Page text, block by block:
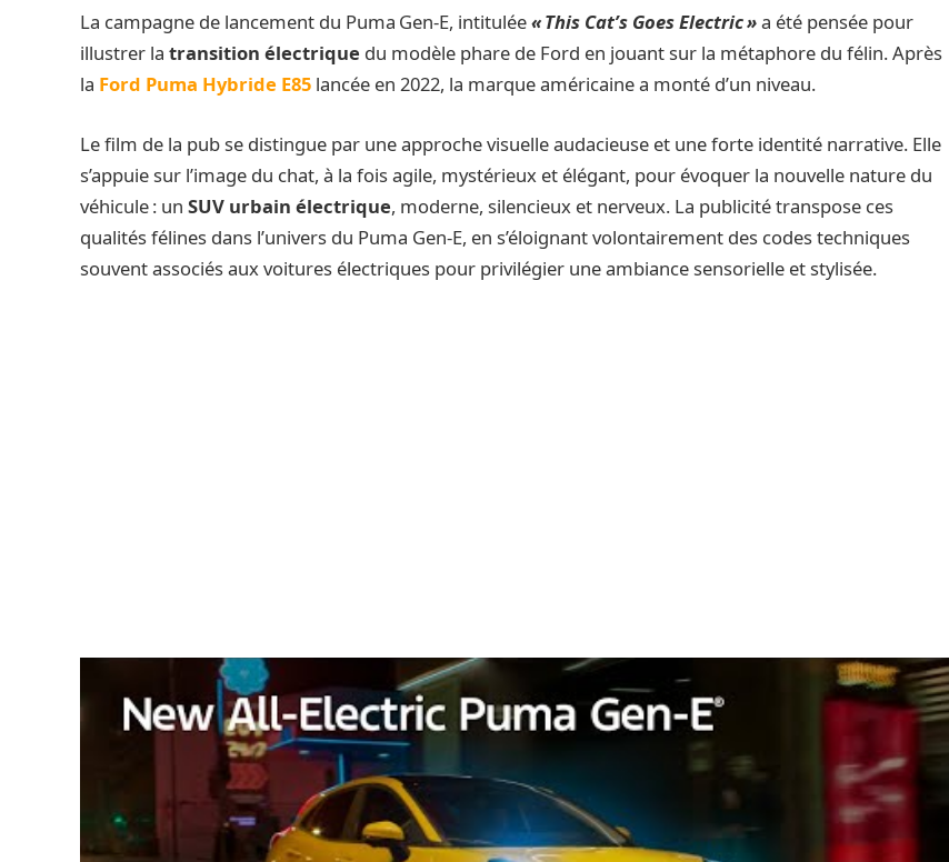
La campagne de lancement du Puma Gen‑E, intitulée« This Cat’s Goes Electric »a été pensée pour
illustrer la transition électrique du modèle phare de Ford en jouant sur la métaphore du félin. Après
la Ford Puma Hybride E85 lancée en 2022, la marque américaine a monté d’un niveau.
Le film de la pub se distingue par une approche visuelle audacieuse et une forte identité narrative. Elle
s’appuie sur l’image du chat, à la fois agile, mystérieux et élégant, pour évoquer la nouvelle nature du
véhicule : un SUV urbain électrique, moderne, silencieux et nerveux. La publicité transpose ces
qualités félines dans l’univers du Puma Gen-E, en s’éloignant volontairement des codes techniques
souvent associés aux voitures électriques pour privilégier une ambiance sensorielle et stylisée.